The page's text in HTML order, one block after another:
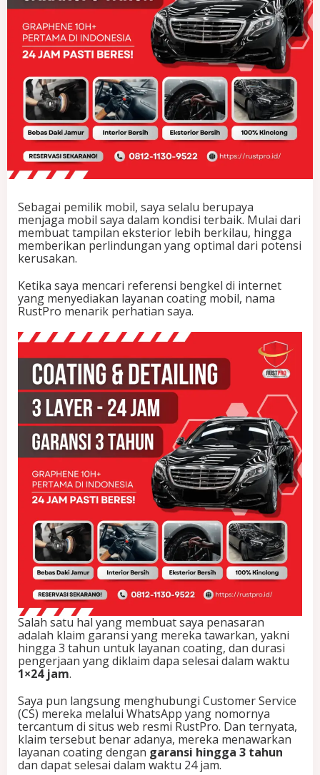
a
D
e
t
a
i
l
i
n
g
2
4
J
m
B
e
r
e
S
a
y
a
N
e
m
u
L
a
y
a
n
a
C
o
t
i
n
g
M
o
b
i
l
y
a
n
e
l
e
s
a
i
Sebagai pemilik mobil, saya selalu berupaya
menjaga mobil saya dalam kondisi terbaik. Mulai dari
membuat tampilan eksterior lebih berkilau, hingga
memberikan perlindungan yang optimal dari potensi
kerusakan.
Ketika saya mencari referensi bengkel di internet
yang menyediakan layanan coating mobil, nama
RustPro menarik perhatian saya.
Salah satu hal yang membuat saya penasaran
adalah klaim garansi yang mereka tawarkan, yakni
hingga 3 tahun untuk layanan coating, dan durasi
pengerjaan yang diklaim dapa selesai dalam waktu
1×24 jam.
Saya pun langsung menghubungi Customer Service
(CS) mereka melalui WhatsApp yang nomornya
tercantum di situs web resmi RustPro. Dan ternyata,
klaim tersebut benar adanya, mereka menawarkan
layanan coating dengan garansi hingga 3 tahun
dan dapat selesai dalam waktu 24 jam.